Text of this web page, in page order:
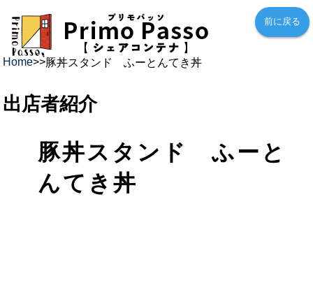
前に戻る
Home>>豚丼スタンド ふーとんてき丼
出店者紹介
豚丼スタンド ふーと
んてき丼